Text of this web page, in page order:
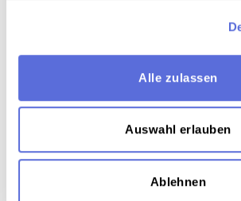
Alle zulassen
Auswahl erlauben
Ablehnen
Unveröffentlichte
Österreichischen Mediathek
Sammlung Audio-Eigenaufnahmen der